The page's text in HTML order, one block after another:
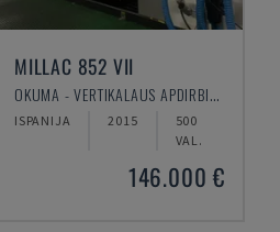
MILLAC 852 VII
OKUMA - VERTIKALAUS APDIRBIMO CENTRAS
ISPANIJA 2015
500
VAL.
146.000 €